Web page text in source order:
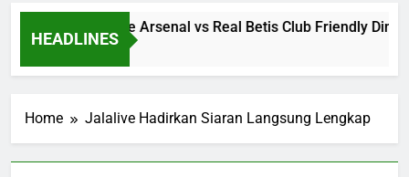
HEADLINES
Streaming Jalalive Arsenal vs Real Betis Club Friendly Dini
14 Hours Ago
Home Jalalive Hadirkan Siaran Langsung Lengkap